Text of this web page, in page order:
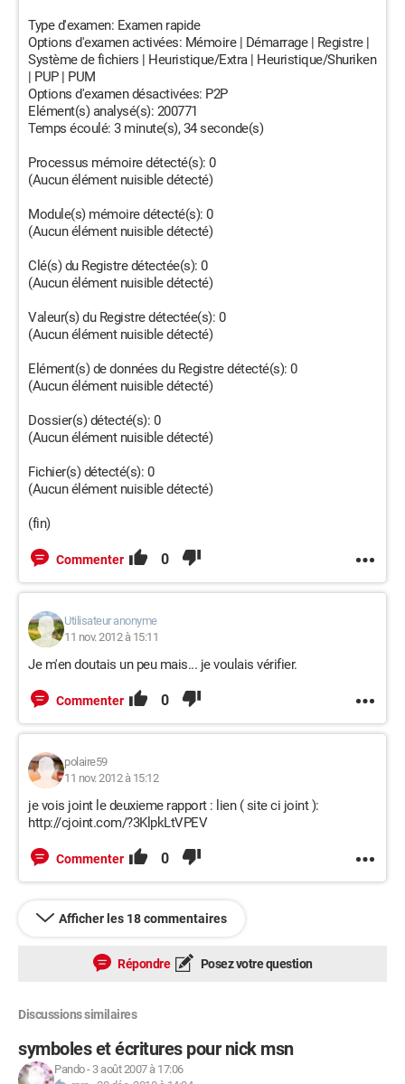
Type d'examen: Examen rapide
Options d'examen activées: Mémoire | Démarrage | Registre |
Système de fichiers | Heuristique/Extra | Heuristique/Shuriken
| PUP | PUM
Options d'examen désactivées: P2P
Elément(s) analysé(s): 200771
Temps écoulé: 3 minute(s), 34 seconde(s)
Processus mémoire détecté(s): 0
(Aucun élément nuisible détecté)
Module(s) mémoire détecté(s): 0
(Aucun élément nuisible détecté)
Clé(s) du Registre détectée(s): 0
(Aucun élément nuisible détecté)
Valeur(s) du Registre détectée(s): 0
(Aucun élément nuisible détecté)
Elément(s) de données du Registre détecté(s): 0
(Aucun élément nuisible détecté)
Dossier(s) détecté(s): 0
(Aucun élément nuisible détecté)
Fichier(s) détecté(s): 0
(Aucun élément nuisible détecté)
(fin)
Commenter 0
Utilisateur anonyme
11 nov. 2012 à 15:11
Je m'en doutais un peu mais... je voulais vérifier.
Commenter 0
polaire59
11 nov. 2012 à 15:12
je vois joint le deuxieme rapport : lien ( site ci joint ):
http://cjoint.com/?3KlpkLtVPEV
Commenter 0
Afficher les 18 commentaires
Répondre Posez votre question
Discussions similaires
symboles et écritures pour nick msn
Pando- 3 août 2007 à 17:06